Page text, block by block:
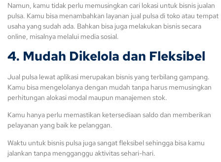
Namun, kamu tidak perlu memusingkan cari lokasi untuk bisnis jualan
pulsa. Kamu bisa menambahkan layanan jual pulsa di toko atau tempat
usaha yang sudah ada. Bahkan bisa juga melakukan bisnis secara
online, misalnya melalui media sosial.
4. Mudah Dikelola dan Fleksibel
Jual pulsa lewat aplikasi merupakan bisnis yang terbilang gampang.
Kamu bisa mengelolanya dengan mudah tanpa harus memusingkan
perhitungan alokasi modal maupun manajemen stok.
Kamu hanya perlu memastikan ketersediaan saldo dan memberikan
pelayanan yang baik ke pelanggan.
Waktu untuk bisnis pulsa juga sangat fleksibel sehingga bisa kamu
jalankan tanpa mengganggu aktivitas sehari-hari.